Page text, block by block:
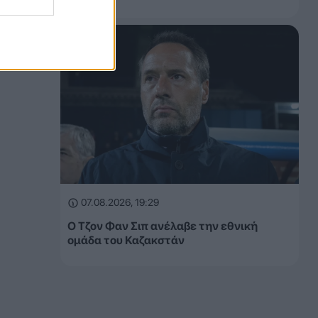
07.08.2026, 19:29
Ο Τζον Φαν Σιπ ανέλαβε την εθνική
ομάδα του Καζακστάν